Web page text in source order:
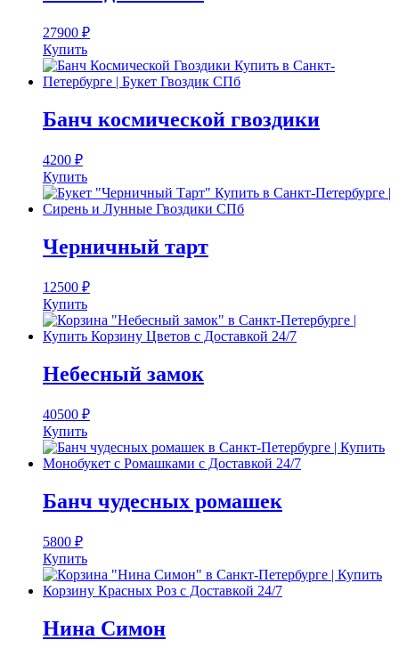
27900 ₽
Купить
Банч космической гвоздики
4200 ₽
Купить
Черничный тарт
12500 ₽
Купить
Небесный замок
40500 ₽
Купить
Банч чудесных ромашек
5800 ₽
Купить
Нина Симон